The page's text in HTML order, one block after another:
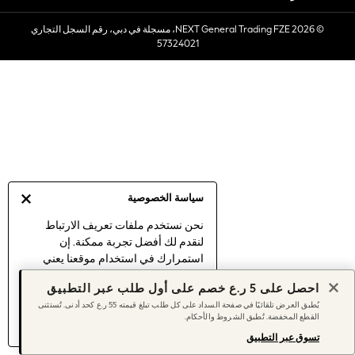
سياسة الخصوصية
نحن نستخدم ملفات تعريف الارتباط
لنقدم لك أفضل تجربة ممكنة. إن
استمرارك في استخدام موقعنا يعني
الارتباط.
اكتشف المزيد عن إدارة إعدادات ملفات
تعريف الارتباط (الكوكيز).
Sets & Outfits
Linen Collection
Women's Holiday Shop
Women's Travel Styles
Linen Collection
Tops & T-Shirts
Cover Ups & Kaftans
Sandals
Swimwear
© 2026 NEXT General Trading FZE، مسجلة في دبي، رقم السجل التجاري
57324021
احصل على 5 ر.ع خصم على أول طلب عبر التطبيق
يُطبق العرض تلقائيًا في صفحة السداد على كل طلب تبلغ قيمته 55 ر.ع كحد أدنى. تُستثنى
القطع المخفضة. تُطبق الشروط والأحكام.
تسوق عبر التطبيق